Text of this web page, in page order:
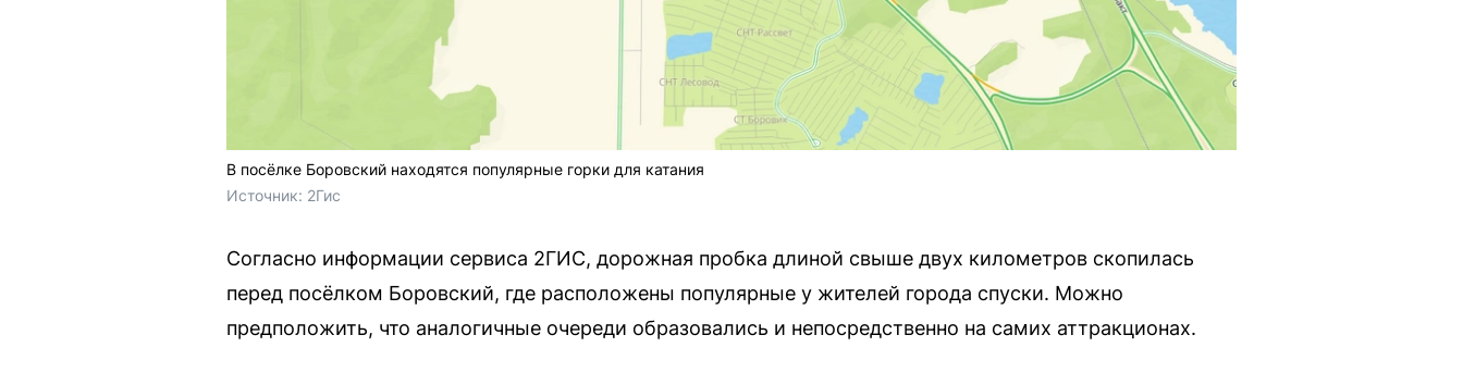
В посёлке Боровский находятся популярные горки для катания
Источник: 2Гис
Согласно информации сервиса 2ГИС, дорожная пробка длиной свыше двух километров скопилась
перед посёлком Боровский, где расположены популярные у жителей города спуски. Можно
предположить, что аналогичные очереди образовались и непосредственно на самих аттракционах.